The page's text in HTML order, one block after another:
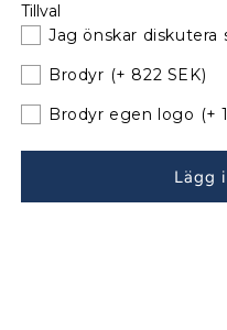
Delphia
40.2
Sittbrunnskapell
till
40.2
till
080208
Tillval
Jag önskar diskutera
Brodyr (+ 822 SEK)
Brodyr egen logo (+
Lägg